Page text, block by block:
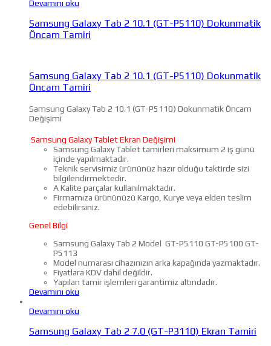
Devamını oku
Samsung Galaxy Tab 2 10.1 (GT-P5110) Dokunmatik
Öncam Tamiri
Samsung Galaxy Tab 2 10.1 (GT-P5110) Dokunmatik
Öncam Tamiri
Samsung Galaxy Tab 2 10.1 (GT-P5110) Dokunmatik Öncam
Değişimi
Samsung Galaxy Tablet Ekran Değişimi
Samsung Galaxy Tablet tamirleri maksimum 2 iş günü
içinde yapılmaktadır.
Teknik servisimiz ürününüz hazır olduğu taktirde sizi
bilgilendirmektedir.
A Kalite parçalar kullanılmaktadır.
Firmamıza ürününüzü Kargo, Kurye veya elden teslim
edebilirsiniz.
Genel Bilgi
Samsung Galaxy Tab 2 Model GT-P5110 GT-P5100 GT-
P5113
Model numarası cihazınızın arka kapağında yazmaktadır.
Fiyatlara KDV dahil değildir.
Yapılan tamir işlemleri garantimiz altındadır.
Devamını oku
Devamını oku
Samsung Galaxy Tab 2 7.0 (GT-P3110) Ekran Tamiri